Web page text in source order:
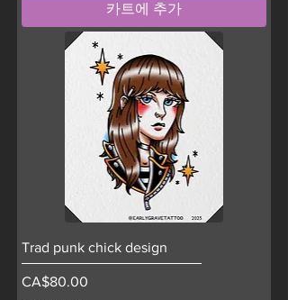
카트에 추가
Trad punk chick design
가격
CA$80.00